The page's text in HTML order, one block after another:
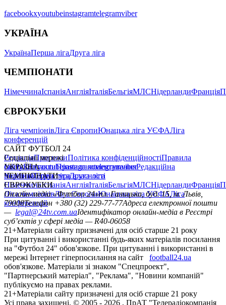
facebookxyoutubeinstagramtelegramviber
УКРАЇНА
УкраїнаПерша лігаДруга ліга
ЧЕМПІОНАТИ
НімеччинаІспаніяАнгліяІталіяБельгіяМЛСНідерландиФранція
ЄВРОКУБКИ
Ліга чемпіонівЛіга ЄвропиЮнацька ліга УЄФАЛіга
конференцій
САЙТ ФУТБОЛ 24
РедакціяПрогнозиПолітика конфіденційностіПравила
сайтуКонтактиПравила коментуванняРедакційна
політикаСтруктура власності
Соціальні мережі
facebookxyoutubeinstagramtelegramviber
УКРАЇНА
УкраїнаПерша лігаДруга ліга
ЧЕМПІОНАТИ
НімеччинаІспаніяАнгліяІталіяБельгіяМЛСНідерландиФранція
ЄВРОКУБКИ
Ліга чемпіонівЛіга ЄвропиЮнацька ліга УЄФАЛіга
конференцій
Онлайн-медіа «Футбол 24»пл. Галицька, буд. 15, м. Львів,
79008Телефон +380 (32) 229-77-77Адреса електронної пошти
— legal@24tv.com.uaІдентифікатор онлайн-медіа в Реєстрі
суб’єктів у сфері медіа — R40-06058
21+Матеріали сайту призначені для осіб старше 21 року
При цитуванні і використанні будь-яких матеріалів посилання
на "Футбол 24" обов'язкове. При цитуванні і використанні в
мережі Інтернет гіперпосилання на сайт
football24.ua
обов'язкове. Матеріали зі знаком "Спецпроект",
"Партнерський матеріал", "Реклама", "Новини компаній"
публікуємо на правах реклами.
21+Матеріали сайту призначені для осіб старше 21 року
Усi права захищенi. © 2005 - 2026 , ПрАТ "Телерадіокомпанія